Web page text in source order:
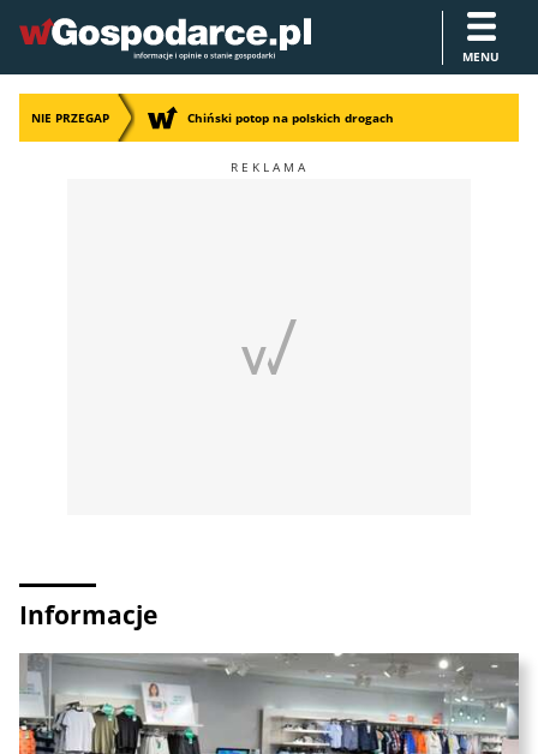
MENU
NIE PRZEGAP Chiński potop na polskich drogach
Informacje